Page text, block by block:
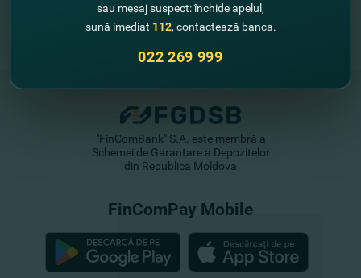
"FinComBank" S.A. este membră a
Schemei de Garantare a Depozitelor
din Republica Moldova
FinComPay Mobile
sau mesaj suspect: închide apelul,
sună imediat 112, contactează banca.
022 269 999